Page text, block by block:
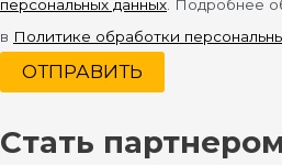
персональных данных . Подробнее
в Политике обработки
ОТПРАВИТЬ
Стать